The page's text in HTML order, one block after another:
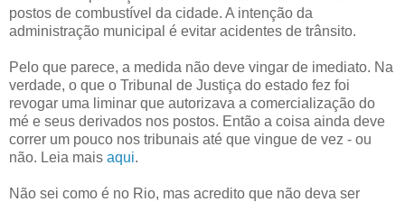
postos de combustível da cidade. A intenção da
administração municipal é evitar acidentes de trânsito.
Pelo que parece, a medida não deve vingar de imediato. Na
verdade, o que o Tribunal de Justiça do estado fez foi
revogar uma liminar que autorizava a comercialização do
mé e seus derivados nos postos. Então a coisa ainda deve
correr um pouco nos tribunais até que vingue de vez - ou
não. Leia mais aqui.
Não sei como é no Rio, mas acredito que não deva ser